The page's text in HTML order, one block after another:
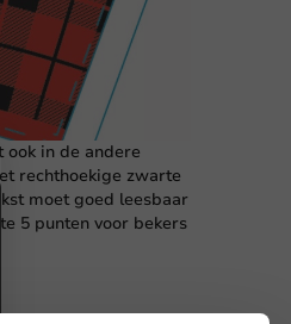
in de andere
rechthoekige zwarte
moet goed leesbaar
5 punten voor bekers